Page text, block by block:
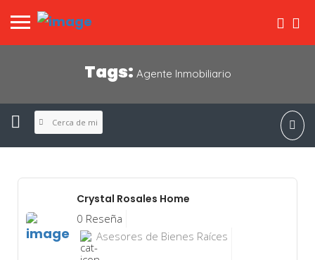
Tags: Agente Inmobiliario
Cerca de mi
Crystal Rosales Home
0 Reseña
Asesores de Bienes Raíces